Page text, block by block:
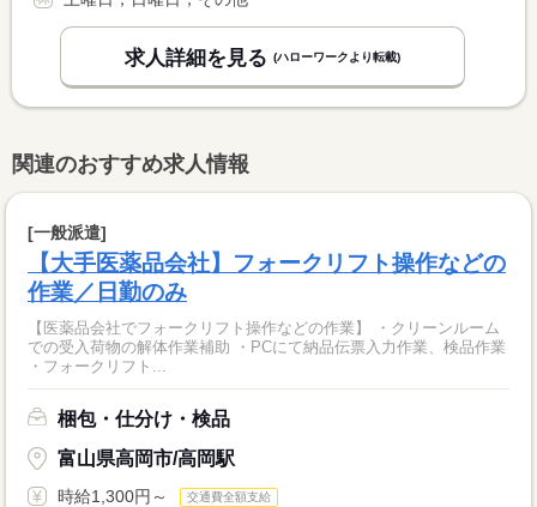
求人詳細を見る (ハローワークより転載)
関連のおすすめ求人情報
[一般派遣]
【大手医薬品会社】フォークリフト操作などの
作業／日勤のみ
【医薬品会社でフォークリフト操作などの作業】 ・クリーンルーム
での受入荷物の解体作業補助 ・PCにて納品伝票入力作業、検品作業
・フォークリフト...
梱包・仕分け・検品
富山県高岡市/高岡駅
時給1,300円～ 交通費全額支給